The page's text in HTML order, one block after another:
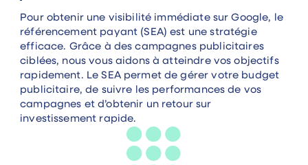
Pour obtenir une visibilité immédiate sur Google, le
référencement payant (SEA) est une stratégie
efficace. Grâce à des campagnes publicitaires
ciblées, nous vous aidons à atteindre vos objectifs
rapidement. Le SEA permet de gérer votre budget
publicitaire, de suivre les performances de vos
campagnes et d’obtenir un retour sur
investissement rapide.